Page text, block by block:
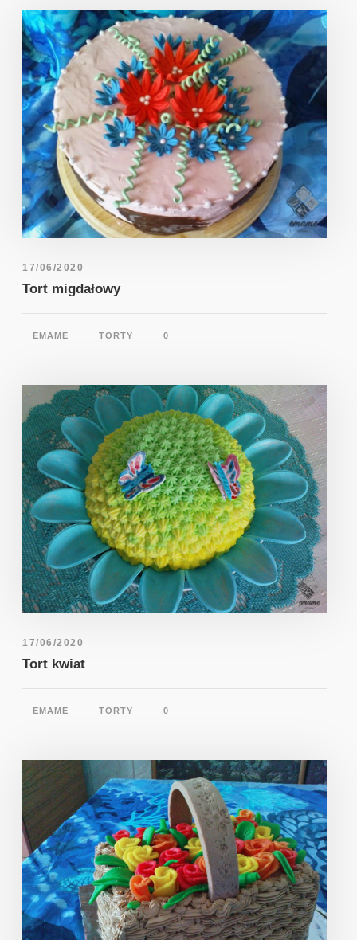
17/06/2020
Tort migdałowy
EMAME TORTY 0
17/06/2020
Tort kwiat
EMAME TORTY 0